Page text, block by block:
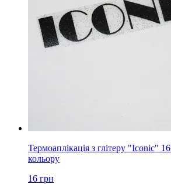
Термоаплікація з глітеру "Iconic"
кольору
16 грн